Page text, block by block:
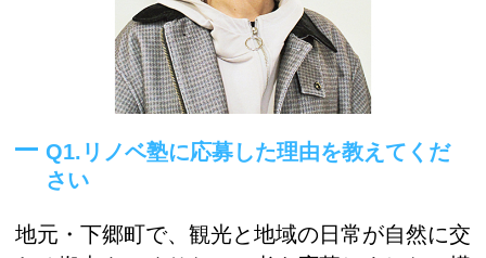
Q1.リノベ塾に応募した理由を教えてくだ
さい
地元・下郷町で、観光と地域の日常が自然に交